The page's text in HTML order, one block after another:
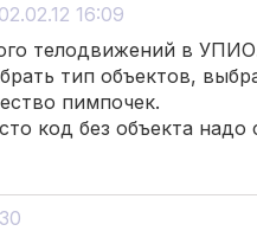
02.02.12 16:09
телодвижений в
тип объектов,
пимпочек.
код без объекта надо